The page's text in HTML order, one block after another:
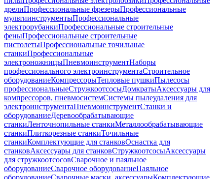
дрелиПрофессиональные фрезерыПрофессиональные
мультиинструментыПрофессиональные
электрорубанкиПрофессиональные строительные
феныПрофессиональные строительные
пистолетыПрофессиональные точильные
станкиПрофессиональные
электроножницыПневмоинструментНаборы
профессионального электроинструментаСтроительное
оборудованиеКомпрессорыТепловые пушкиПылесосы
профессиональныеСтружкоотсосыДомкратыАксессуары для
компрессоров, пневмосистемСистемы пылеудаления для
электроинструментаПневмоинструментСтанки и
оборудованиеДеревообрабатывающие
станкиЛенточнопильные станкиМеталлообрабатывающие
станкиПлиткорезные станкиТочильные
станкиКомплектующие для станковОснастка для
станковАксессуары для станковСтружкоотсосыАксессуары
для стружкоотсосовСварочное и паяльное
оборудованиеСварочное оборудованиеПаяльное
оборудованиеСварочные маски, аксессуарыКомплектующие